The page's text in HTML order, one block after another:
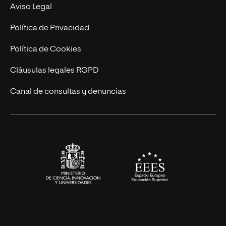
Experto Universitario
Postgrados
Cursos Universitarios
Nuestro Equipo
Trabaja en UNIR
Actualidad
UNIR Revista
Eventos
Aviso Legal
Política de Privacidad
Política de Cookies
Cláusulas legales RGPD
Canal de consultas y denuncias